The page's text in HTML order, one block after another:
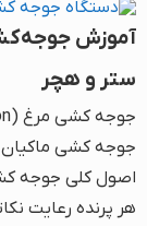
آموزش
ستر و هچر
جوجه کشی ماکیان
اصول کلی جوجه
هر پرنده رعایت